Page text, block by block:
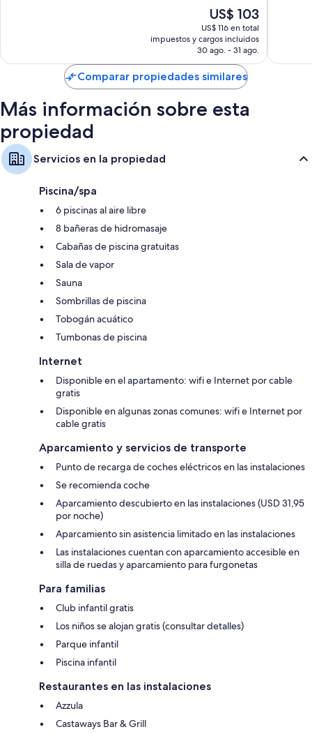
El
precio
actual
es
de
US$ 103
US$ 103
US$ 116 en total
impuestos y cargos incluidos
30 ago. - 31 ago.
Comparar propiedades similares
Más información sobre esta
propiedad
Servicios en la propiedad
Piscina/spa
6 piscinas al aire libre
8 bañeras de hidromasaje
Cabañas de piscina gratuitas
Sala de vapor
Sauna
Sombrillas de piscina
Tobogán acuático
Tumbonas de piscina
Internet
Disponible en el apartamento: wifi e Internet por cable
gratis
Disponible en algunas zonas comunes: wifi e Internet por
cable gratis
Aparcamiento y servicios de transporte
Punto de recarga de coches eléctricos en las instalaciones
Se recomienda coche
Aparcamiento descubierto en las instalaciones (USD 31,95
por noche)
Aparcamiento sin asistencia limitado en las instalaciones
Las instalaciones cuentan con aparcamiento accesible en
silla de ruedas y aparcamiento para furgonetas
Para familias
Club infantil gratis
Los niños se alojan gratis (consultar detalles)
Parque infantil
Piscina infantil
Restaurantes en las instalaciones
Azzula
Castaways Bar & Grill